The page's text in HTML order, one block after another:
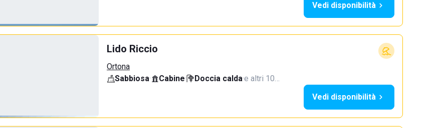
Vedi disponibilità
Lido Riccio
Ortona
Sabbiosa· Cabine· Doccia calda·e altri 10…
Vedi disponibilità